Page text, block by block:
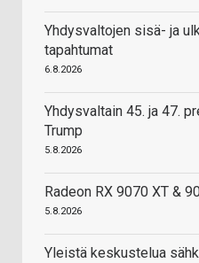
Yhdysvaltojen sisä- ja
tapahtumat
6.8.2026
Yhdysvaltain 45. ja 47.
Trump
5.8.2026
Radeon RX 9070 XT &
5.8.2026
Yleistä keskustelua